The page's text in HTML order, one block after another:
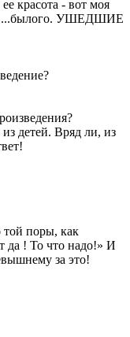
красота - вот моя
...былого. УШЕДШИЕ
детей. Вряд ли, из
поры, как
да ! То что надо!» И
за это!